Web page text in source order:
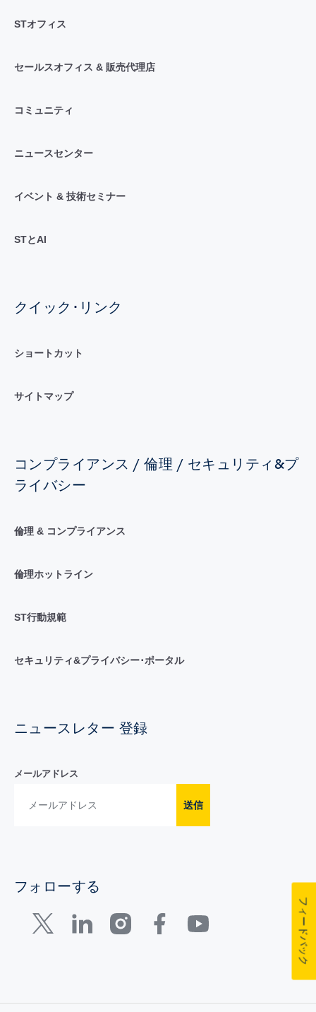
STオフィス
セールスオフィス & 販売代理店
コミュニティ
ニュースセンター
イベント & 技術セミナー
STとAI
クイック･リンク
ショートカット
サイトマップ
コンプライアンス / 倫理 / セキュリティ&プ
ライバシー
倫理 & コンプライアンス
倫理ホットライン
ST行動規範
セキュリティ&プライバシー･ポータル
ニュースレター 登録
メールアドレス
送信
フォローする
フィードバック